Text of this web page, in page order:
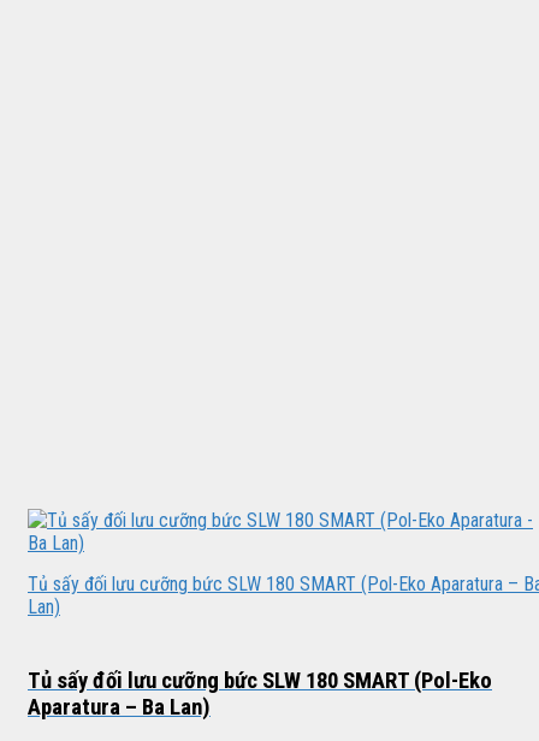
Tủ sấy đối lưu cưỡng bức SLW 180 SMART (Pol-Eko Aparatura –
Lan)
Tủ sấy đối lưu cưỡng bức SLW 180 SMART (Pol-Eko
Aparatura – Ba Lan)